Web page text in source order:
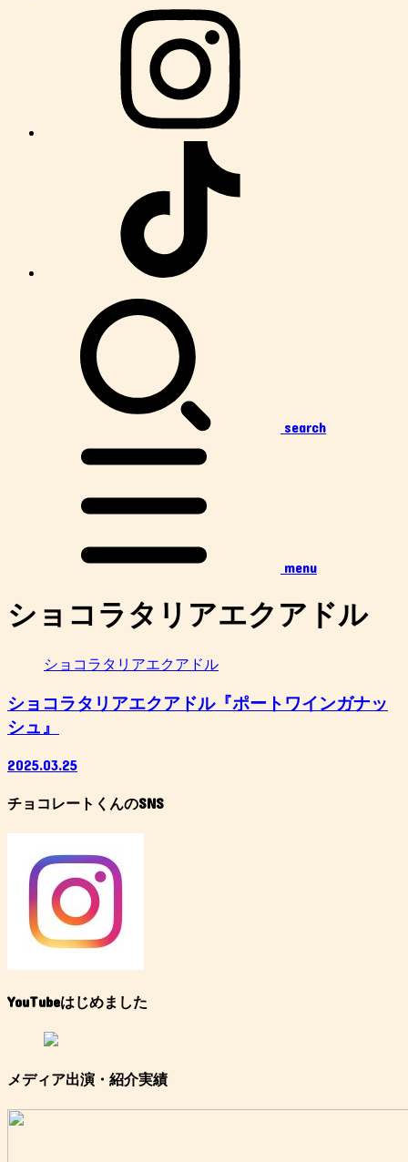
search
menu
ショコラタリアエクアドル
ショコラタリアエクアドル
ショコラタリアエクアドル『ポートワインガナッ
シュ』
2025.03.25
チョコレートくんのSNS
YouTubeはじめました
メディア出演・紹介実績